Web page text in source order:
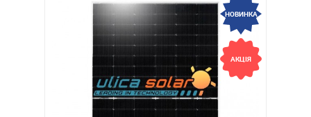
НОВИНКА
АКЦІЯ